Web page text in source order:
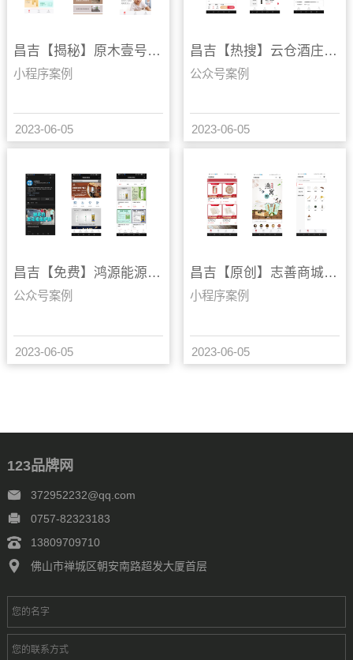
昌吉【揭秘】原木壹号【是什么?】
小程序案例
2023-06-05
昌吉【热搜】云仓酒庄【什么意思?】
公众号案例
2023-06-05
昌吉【免费】鸿源能源【怎么样?】
公众号案例
2023-06-05
昌吉【原创】志善商城【怎么做?】
小程序案例
2023-06-05
123品牌网
372952232@qq.com
0757-82323183
13809709710
佛山市禅城区朝安南路超发大厦首层